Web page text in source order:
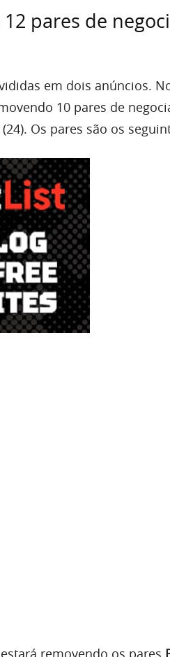
pares de
em dois anúncios.
10 pares de
Os pares são os
removendo os pares